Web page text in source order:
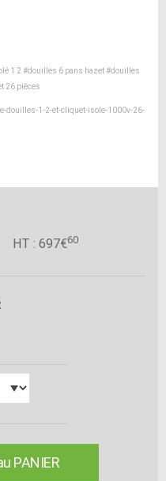
1 2 #douilles 6 pans hazet#douilles
26 pièces
douilles-1-2-et-cliquet-isole-1000v-26-
HT : 697€60
PANIER